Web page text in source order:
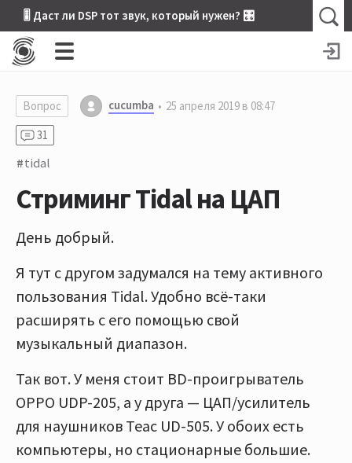
🎚 Даст ли DSP тот звук, который нужен? 🎛
Вопрос cucumba
25 апреля 2019 в 08:47
31
tidal
Стриминг Tidal на ЦАП
День добрый.
Я тут с другом задумался на тему активного
пользования Tidal. Удобно всё-таки
расширять с его помощью свой
музыкальный диапазон.
Так вот. У меня стоит BD-проигрыватель
OPPO UDP-205, а у друга — ЦАП/усилитель
для наушников Teac UD-505. У обоих есть
компьютеры, но стационарные большие.